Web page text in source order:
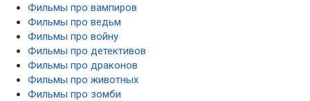
Фильмы про вампиров
Фильмы про ведьм
Фильмы про войну
Фильмы про детективов
Фильмы про драконов
Фильмы про животных
Фильмы про зомби